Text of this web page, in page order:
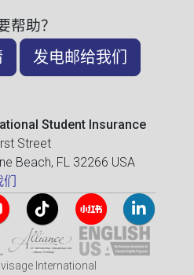
帮助？
发电邮给我们
Student Insurance
Street
Beach, FL 32266 USA
们
International